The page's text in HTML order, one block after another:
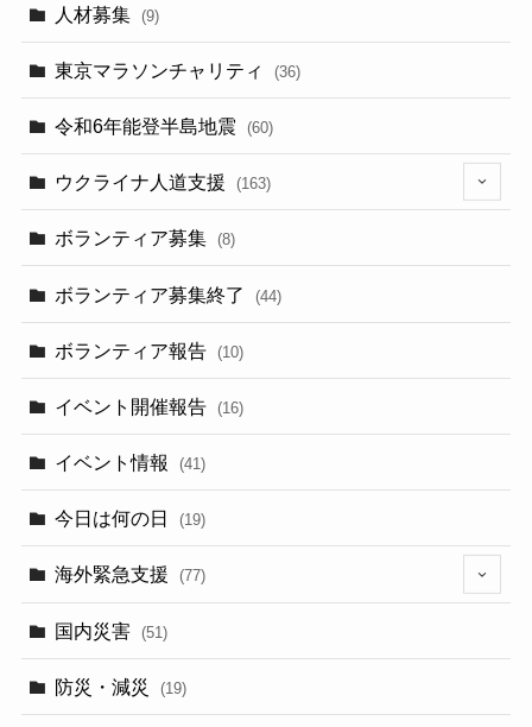
人材募集 (9)
東京マラソンチャリティ (36)
令和6年能登半島地震 (60)
ウクライナ人道支援 (163)
ボランティア募集 (8)
ボランティア募集終了 (44)
ボランティア報告 (10)
イベント開催報告 (16)
イベント情報 (41)
今日は何の日 (19)
海外緊急支援 (77)
国内災害 (51)
防災・減災 (19)